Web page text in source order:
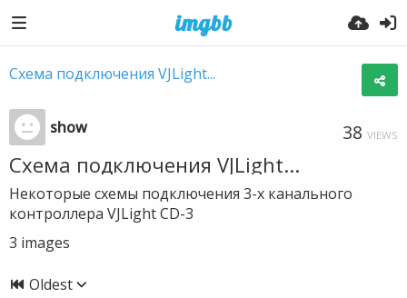
Схема подключения VJLight...
show 38 VIEWS
Схема подключения VJLight...
Некоторые схемы подключения 3-х канального
контроллера VJLight CD-3
3 images
Oldest